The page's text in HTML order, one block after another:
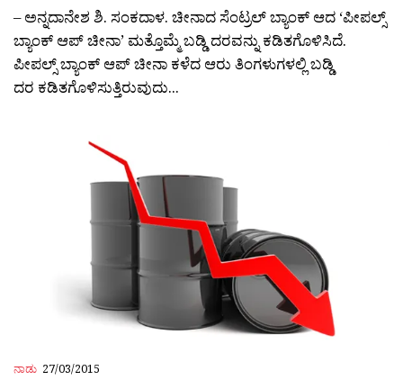
– ಅನ್ನದಾನೇಶ ಶಿ. ಸಂಕದಾಳ. ಚೀನಾದ ಸೆಂಟ್ರಲ್ ಬ್ಯಾಂಕ್ ಆದ ‘ಪೀಪಲ್ಸ್
ಬ್ಯಾಂಕ್ ಆಪ್ ಚೀನಾ’ ಮತ್ತೊಮ್ಮೆ ಬಡ್ಡಿ ದರವನ್ನು ಕಡಿತಗೊಳಿಸಿದೆ.
ಪೀಪಲ್ಸ್ ಬ್ಯಾಂಕ್ ಆಪ್ ಚೀನಾ ಕಳೆದ ಆರು ತಿಂಗಳುಗಳಲ್ಲಿ ಬಡ್ಡಿ
ದರ ಕಡಿತಗೊಳಿಸುತ್ತಿರುವುದು...
ನಾಡು 27/03/2015